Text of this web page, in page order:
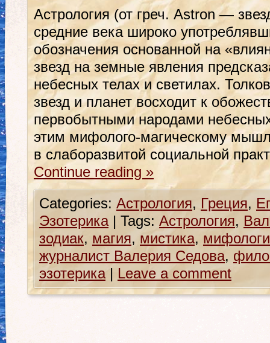
Астрология (от греч. Astron —
средние века широко
обозначения основанной на
звезд на земные явления
небесных телах и светилах.
звезд и планет восходит к
первобытными народами
этим мифолого-магическому
в слаборазвитой социальной
Continue reading »
Categories: Астрология, Греция,
Эзотерика | Tags: Астрология,
зодиак, магия, мистика,
журналист Валерия Седова,
эзотерика | Leave a comment